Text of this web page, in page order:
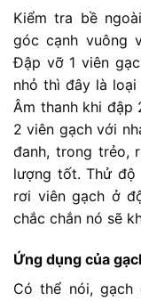
Kiểm tra bề
góc cạnh vuông
Đập vỡ 1 viên
nhỏ thì đây là
Âm thanh khi đập
2 viên gạch với
đanh, trong trẻo,
lượng tốt.Thử độ
rơi viên gạch ở
chắc chắn nó sẽ
Ứng dụng của
Có thể nói, gạch